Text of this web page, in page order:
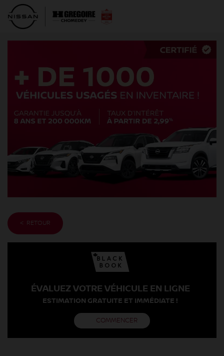
< RETOUR
ÉVALUEZ VOTRE VÉHICULE EN LIGNE
ESTIMATION GRATUITE ET IMMÉDIATE !
COMMENCER